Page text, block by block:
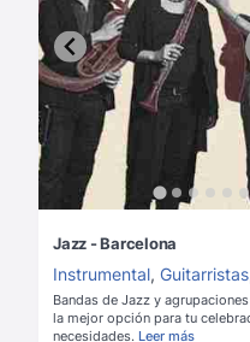
Jazz - Barcelona
Instrumental, Guitarristas
Bandas de Jazz y
la mejor opción para tu celebración. Nos
necesidades. Leer más